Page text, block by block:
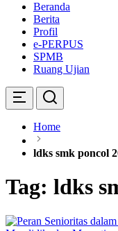
Beranda
Berita
Profil
e-PERPUS
SPMB
Ruang Ujian
Home
ldks smk poncol
Tag: ldks